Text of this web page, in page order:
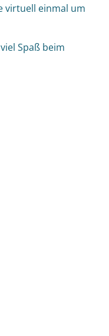
virtuell einmal um
Spaß beim